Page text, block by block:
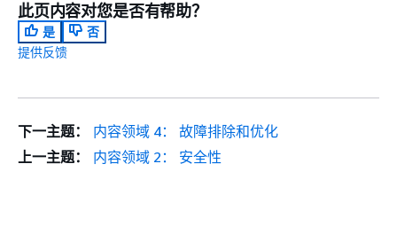
此页内容对您是否有帮助？
是
否
提供反馈
下一主题：
内容领域 4： 故障排除和优化
上一主题：
内容领域 2： 安全性